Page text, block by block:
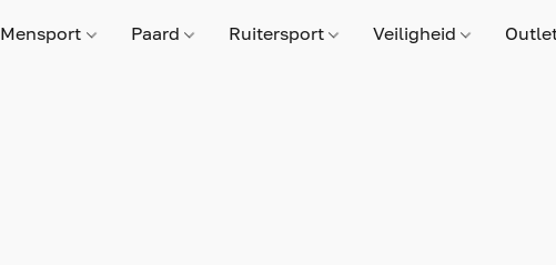
Mensport Paard Ruitersport Veiligheid